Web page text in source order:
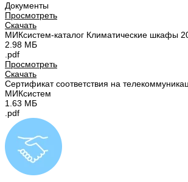
Документы
Просмотреть
Скачать
МИКсистем-каталог Климатические шкафы
2.98 МБ
.pdf
Просмотреть
Скачать
Сертификат соответствия на
МИКсистем
1.63 МБ
.pdf